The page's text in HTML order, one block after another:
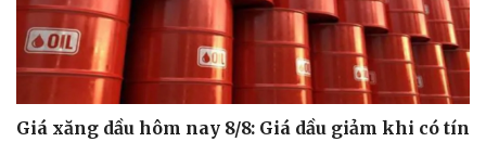
Giá xăng dầu hôm nay 8/8: Giá dầu giảm khi có tín